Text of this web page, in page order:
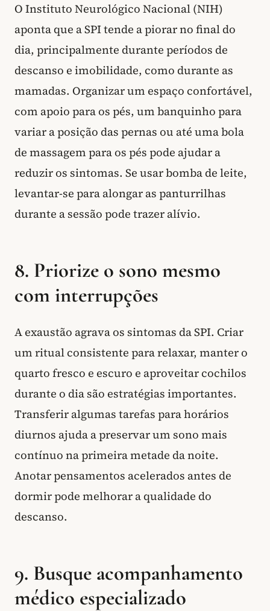
O Instituto Neurológico Nacional (NIH)
aponta que a SPI tende a piorar no final do
dia, principalmente durante períodos de
descanso e imobilidade, como durante as
mamadas. Organizar um espaço confortável,
com apoio para os pés, um banquinho para
variar a posição das pernas ou até uma bola
de massagem para os pés pode ajudar a
reduzir os sintomas. Se usar bomba de leite,
levantar-se para alongar as panturrilhas
durante a sessão pode trazer alívio.
8. Priorize o sono mesmo
com interrupções
A exaustão agrava os sintomas da SPI. Criar
um ritual consistente para relaxar, manter o
quarto fresco e escuro e aproveitar cochilos
durante o dia são estratégias importantes.
Transferir algumas tarefas para horários
diurnos ajuda a preservar um sono mais
contínuo na primeira metade da noite.
Anotar pensamentos acelerados antes de
dormir pode melhorar a qualidade do
descanso.
9. Busque acompanhamento
médico especializado